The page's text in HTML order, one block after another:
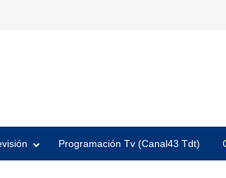
Programación Tv (Canal43 Tdt)